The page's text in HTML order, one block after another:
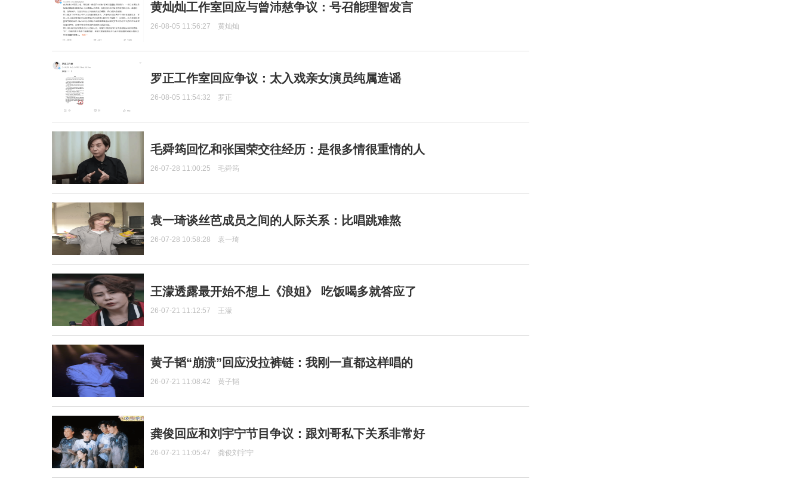
黄灿灿工作室回应与曾沛慈争议：号召能理智发言
26-08-05 11:56:27 黄灿灿
罗正工作室回应争议：太入戏亲女演员纯属造谣
26-08-05 11:54:32 罗正
毛舜筠回忆和张国荣交往经历：是很多情很重情的人
26-07-28 11:00:25 毛舜筠
袁一琦谈丝芭成员之间的人际关系：比唱跳难熬
26-07-28 10:58:28 袁一琦
王濛透露最开始不想上《浪姐》 吃饭喝多就答应了
26-07-21 11:12:57 王濛
黄子韬“崩溃”回应没拉裤链：我刚一直都这样唱的
26-07-21 11:08:42 黄子韬
龚俊回应和刘宇宁节目争议：跟刘哥私下关系非常好
26-07-21 11:05:47 龚俊刘宇宁